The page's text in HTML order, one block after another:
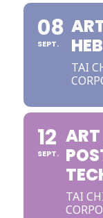
08
SEPT.
TAI
12
SEPT.
TAI